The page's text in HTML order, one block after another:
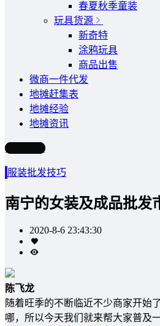
春夏秋季童装
玩具货源
新奇特
涂鸦玩具
商品出售
微商一件代发
地摊赶集表
地摊经验
地摊资讯
写文章
服装批发技巧
南宁的女装及成品批发
2020-8-6 23:43:30
陈飞龙
随着旺季的不断临近不少商家开始
哪，所以今天我们就来帮大家普及